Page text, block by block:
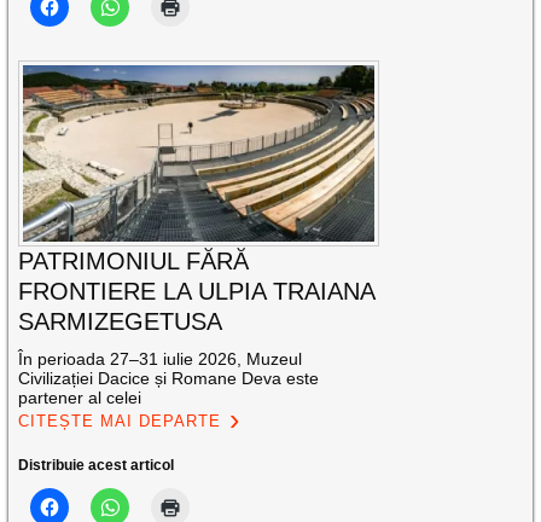
PATRIMONIUL FĂRĂ
FRONTIERE LA ULPIA TRAIANA
SARMIZEGETUSA
În perioada 27–31 iulie 2026, Muzeul
Civilizației Dacice și Romane Deva este
partener al celei
CITEȘTE MAI DEPARTE
Distribuie acest articol